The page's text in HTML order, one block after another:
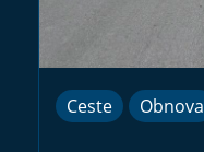
Ceste Obnova